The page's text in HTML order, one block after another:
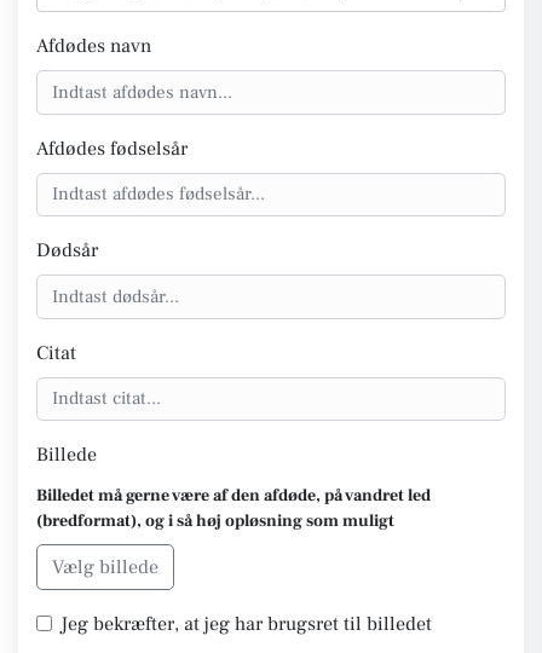
Afdødes navn
Afdødes fødselsår
Dødsår
Citat
Billede
Billedet må gerne være af den afdøde, på vandret led
(bredformat), og i så høj opløsning som muligt
Vælg billede
Jeg bekræfter, at jeg har brugsret til billedet